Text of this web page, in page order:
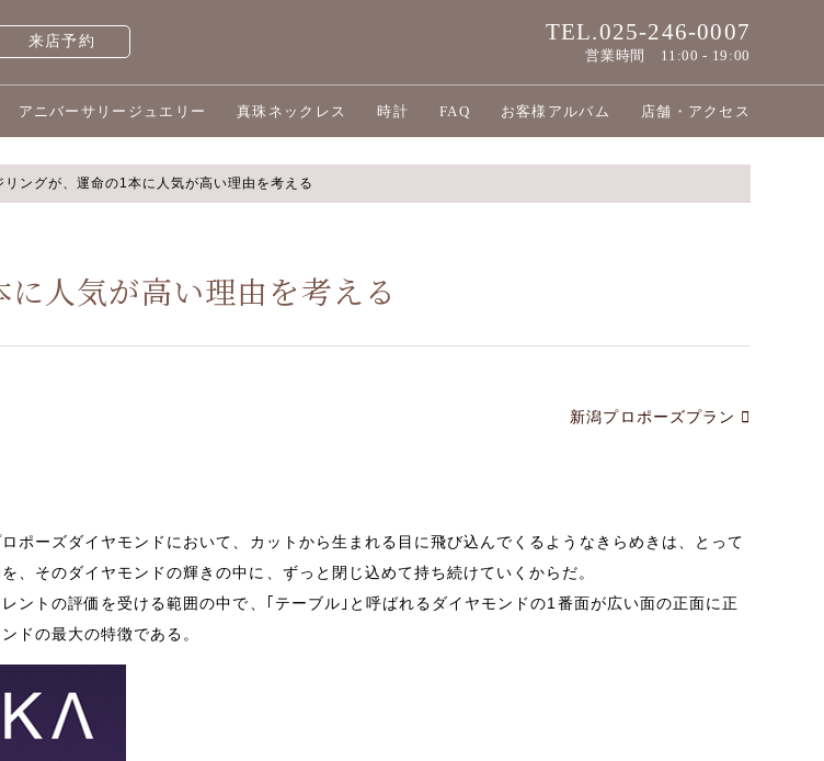
来店予約 TEL.025-246-0007
営業時間 11:00 - 19:00
アニバーサリージュエリー 真珠ネックレス 時計 FAQ お客様アルバム 店舗・アクセス
リングが、運命の1本に人気が高い理由を考える
人気が高い理由を考える
新潟プロポーズプラン
ポーズダイヤモンドにおいて、カットから生まれる目に飛び込んでくるようなきらめきは、とって
そのダイヤモンドの輝きの中に、ずっと閉じ込めて持ち続けていくからだ。
ントの評価を受ける範囲の中で、｢テーブル｣と呼ばれるダイヤモンドの1 番面が広い面の正面に正
ドの最大の特徴である。